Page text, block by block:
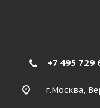
+7 495 729
г.Москва,